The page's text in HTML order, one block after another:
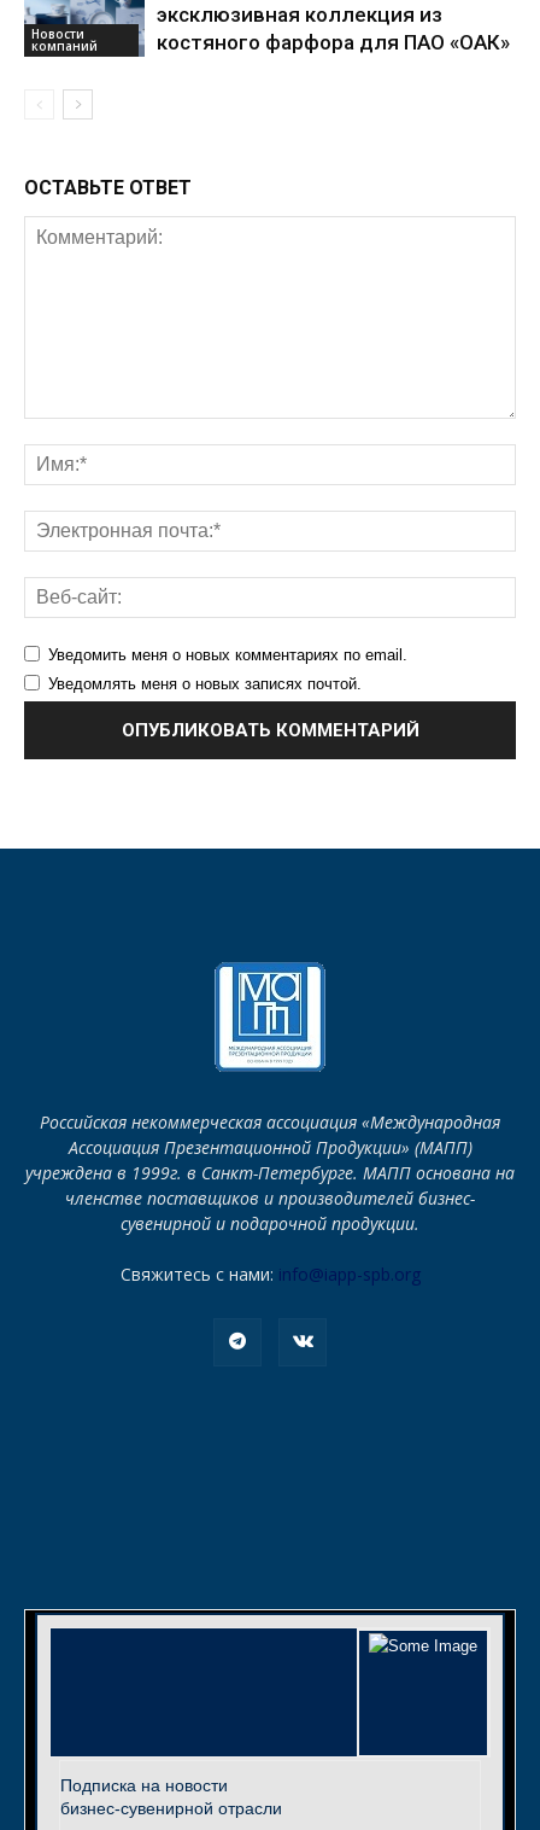
Новости
компаний
эксклюзивная коллекция из
костяного фарфора для ПАО «ОАК»
ОСТАВЬТЕ ОТВЕТ
Уведомить меня о новых комментариях по email.
Уведомлять меня о новых записях почтой.
Российская некоммерческая ассоциация «Международная
Ассоциация Презентационной Продукции» (МАПП)
учреждена в 1999г. в Санкт-Петербурге. МАПП основана на
членстве поставщиков и производителей бизнес-
сувенирной и подарочной продукции.
Свяжитесь с нами: info@iapp-spb.org
Подписка на новости
бизнес-сувенирной отрасли